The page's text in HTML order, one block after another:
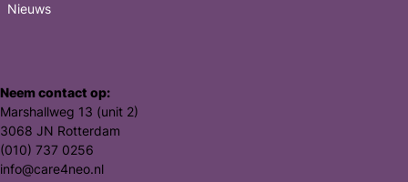
Nieuws
Neem contact op:
Marshallweg 13 (unit 2)
3068 JN Rotterdam
(010) 737 0256
info@care4neo.nl